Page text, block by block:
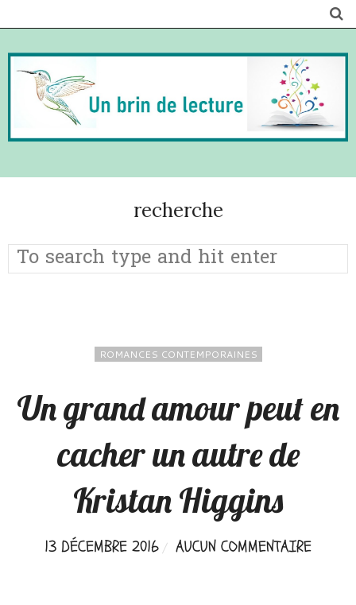
recherche
ROMANCES CONTEMPORAINES
Un grand amour peut en
cacher un autre de
Kristan Higgins
13 DÉCEMBRE 2016 AUCUN COMMENTAIRE